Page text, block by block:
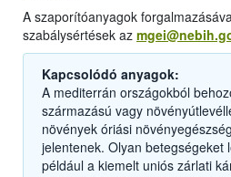
A szaporítóanyagok
szabálysértések az
Kapcsolódó anyagok:
A mediterrán országokból
származású vagy
növények óriási
jelentenek. Olyan betegségeket
például a kiemelt uniós zárlati